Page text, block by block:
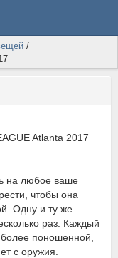
/
Atlanta 2017
на любое ваше
чтобы она
Одну и ту же
раз. Каждый
поношенной,
с оружия.